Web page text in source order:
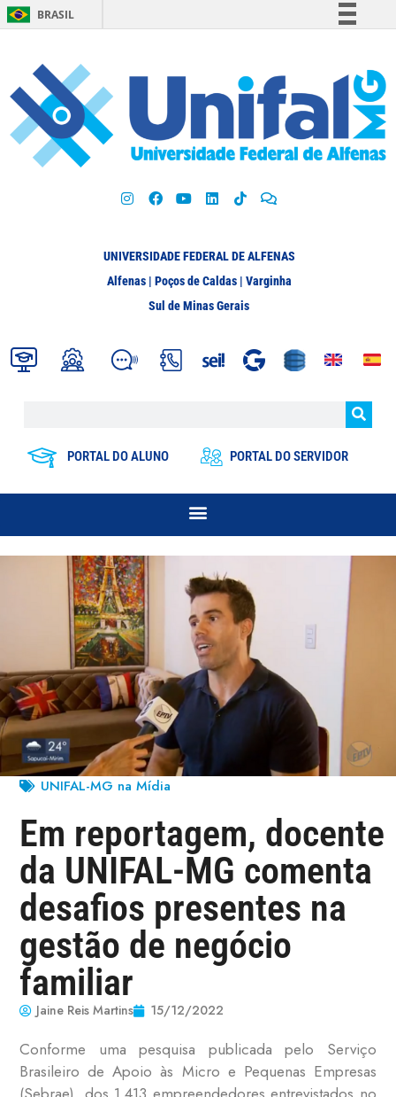
BRASIL
Participe
Acesso à informação
Legislação
UNIVERSIDADE FEDERAL DE ALFENAS
Alfenas | Poços de Caldas | Varginha
Sul de Minas Gerais
PORTAL DO ALUNO PORTAL DO SERVIDOR
UNIFAL-MG na Mídia
Em reportagem, docente
da UNIFAL-MG comenta
desafios presentes na
gestão de negócio
familiar
Jaine Reis Martins 15/12/2022
Conforme uma pesquisa publicada pelo Serviço
Brasileiro de Apoio às Micro e Pequenas Empresas